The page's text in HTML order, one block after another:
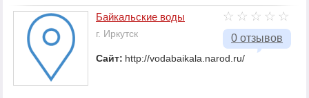
0 отзывов
Байкальские воды
г. Иркутск
Сайт: http://vodabaikala.narod.ru/